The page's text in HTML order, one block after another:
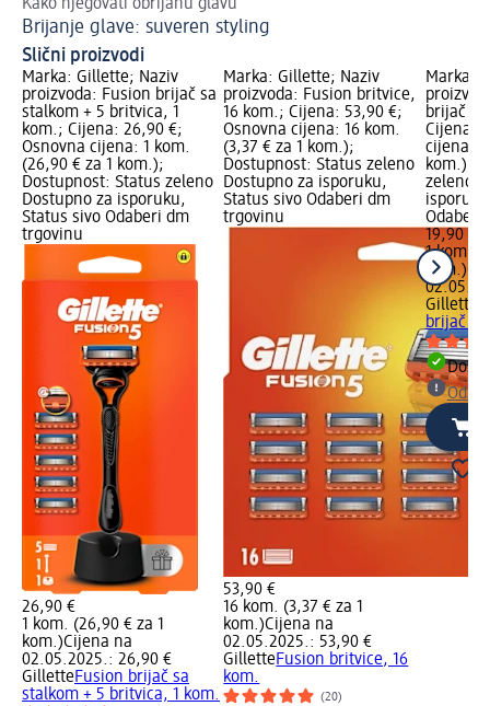
Kako njegovati obrijanu glavu
Brijanje glave: suveren styling
Slični proizvodi
Marka: Gillette; Naziv
proizvoda: Fusion brijač sa
stalkom + 5 britvica, 1
kom.; Cijena: 26,90 €;
Osnovna cijena: 1 kom.
(26,90 € za 1 kom.);
Dostupnost: Status zeleno
Dostupno za isporuku,
Status sivo Odaberi dm
trgovinu
26,90 €
1 kom. (26,90 € za 1
kom.)Cijena na
02.05.2025.: 26,90 €
GilletteFusion brijač sa
stalkom + 5 britvica, 1 kom.
Marka: Gillette; Naziv
proizvoda: Fusion britvice,
16 kom.; Cijena: 53,90 €;
Osnovna cijena: 16 kom.
(3,37 € za 1 kom.);
Dostupnost: Status zeleno
Dostupno za isporuku,
Status sivo Odaberi dm
trgovinu
53,90 €
16 kom. (3,37 € za 1
kom.)Cijena na
02.05.2025.: 53,90 €
GilletteFusion britvice, 16
kom.
(20)
Marka:
brijač +
Cijena:
cijena: 1
kom.);
zeleno
Odaberi
19,90 €
1 kom.
kom.)
Gillette
brijač +